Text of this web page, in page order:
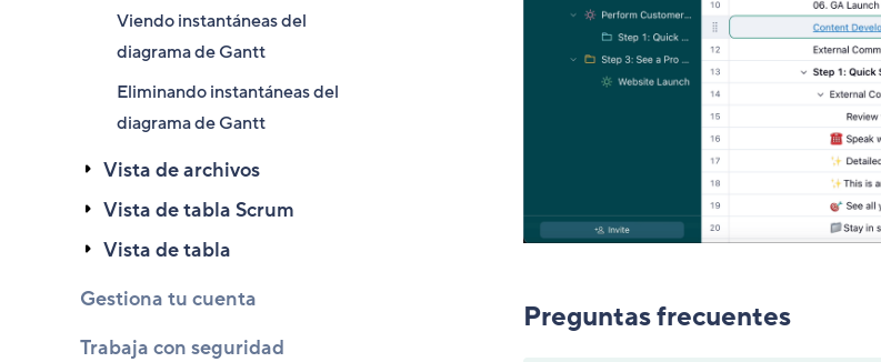
Viendo instantáneas del
diagrama de Gantt
Eliminando instantáneas del
diagrama de Gantt
Vista de archivos
Vista de tabla Scrum
Vista de tabla
Gestiona tu cuenta
Trabaja con seguridad
Preguntas frecuentes